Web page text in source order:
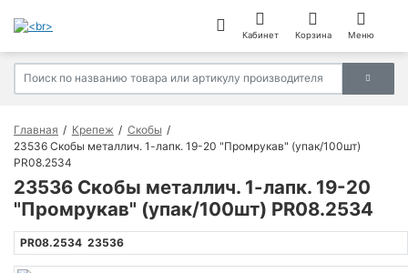
Кабинет Корзина Меню
Главная Крепеж
Скобы
23536 Скобы металлич. 1-лапк. 19-20 "Промрукав" (упак/100шт)
PR08.2534
23536 Скобы металлич. 1-лапк. 19-20
"Промрукав" (упак/100шт) PR08.2534
PR08.2534 23536